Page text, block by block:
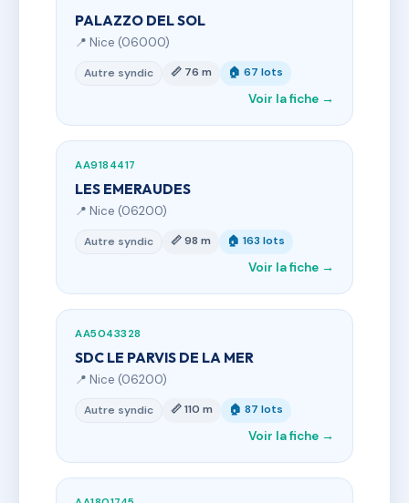
PALAZZO DEL SOL
📍 Nice (06000)
Autre syndic 📏 76 m 🏠 67 lots
Voir la fiche →
AA9184417
LES EMERAUDES
📍 Nice (06200)
Autre syndic 📏 98 m 🏠 163 lots
Voir la fiche →
AA5043328
SDC LE PARVIS DE LA MER
📍 Nice (06200)
Autre syndic 📏 110 m 🏠 87 lots
Voir la fiche →